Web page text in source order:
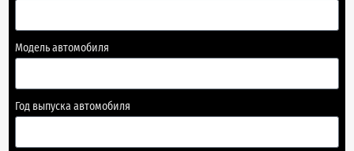
Модель автомобиля
Год выпуска автомобиля